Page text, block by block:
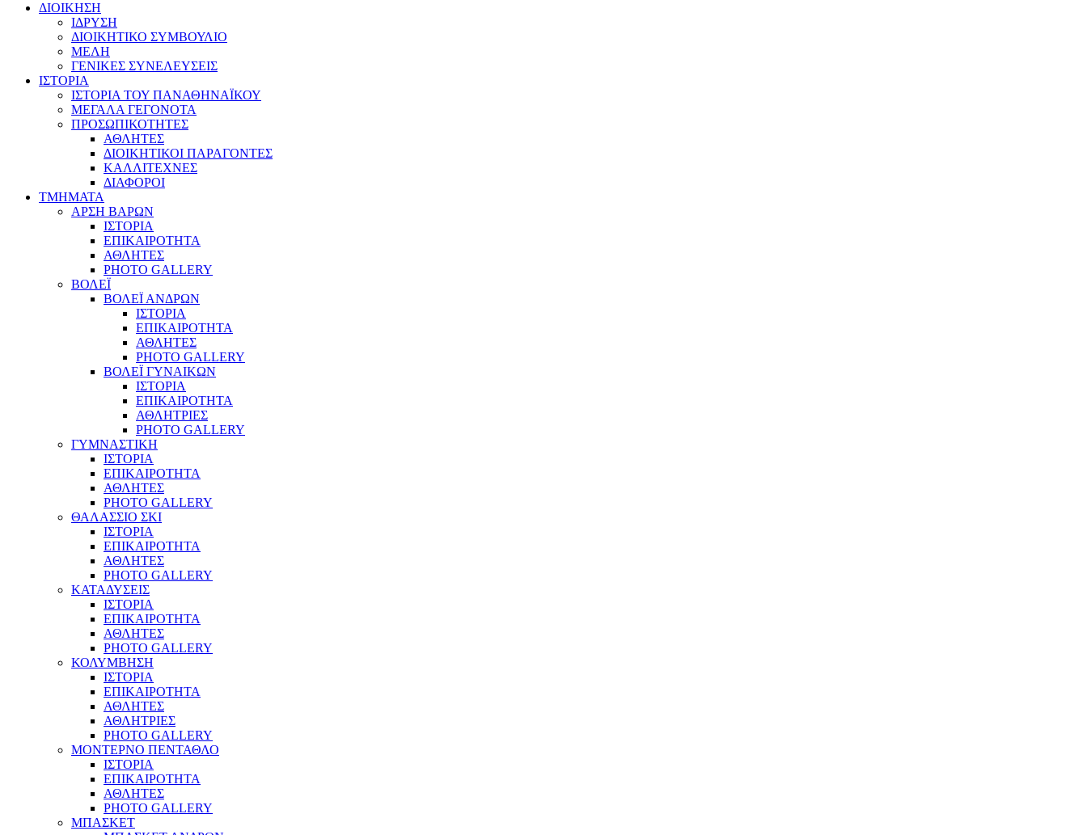
ΔΙΟΙΚΗΣΗ
ΙΔΡΥΣΗ
ΔΙΟΙΚΗΤΙΚΟ ΣΥΜΒΟΥΛΙΟ
ΜΕΛΗ
ΓΕΝΙΚΕΣ ΣΥΝΕΛΕΥΣΕΙΣ
ΙΣΤΟΡΙΑ
ΙΣΤΟΡΙΑ ΤΟΥ ΠΑΝΑΘΗΝΑΪΚΟΥ
ΜΕΓΑΛΑ ΓΕΓΟΝΟΤΑ
ΠΡΟΣΩΠΙΚΟΤΗΤΕΣ
ΑΘΛΗΤΕΣ
ΔΙΟΙΚΗΤΙΚΟΙ ΠΑΡΑΓΟΝΤΕΣ
ΚΑΛΛΙΤΕΧΝΕΣ
ΔΙΑΦΟΡΟΙ
ΤΜΗΜΑΤΑ
ΑΡΣΗ ΒΑΡΩΝ
ΙΣΤΟΡΙΑ
ΕΠΙΚΑΙΡΟΤΗΤΑ
ΑΘΛΗΤΕΣ
PHOTO GALLERY
ΒΟΛΕΪ
ΒΟΛΕΪ ΑΝΔΡΩΝ
ΙΣΤΟΡΙΑ
ΕΠΙΚΑΙΡΟΤΗΤΑ
ΑΘΛΗΤΕΣ
PHOTO GALLERY
ΒΟΛΕΪ ΓΥΝΑΙΚΩΝ
ΙΣΤΟΡΙΑ
ΕΠΙΚΑΙΡΟΤΗΤΑ
ΑΘΛΗΤΡΙΕΣ
PHOTO GALLERY
ΓΥΜΝΑΣΤΙΚΗ
ΙΣΤΟΡΙΑ
ΕΠΙΚΑΙΡΟΤΗΤΑ
ΑΘΛΗΤΕΣ
PHOTO GALLERY
ΘΑΛΑΣΣΙΟ ΣΚΙ
ΙΣΤΟΡΙΑ
ΕΠΙΚΑΙΡΟΤΗΤΑ
ΑΘΛΗΤΕΣ
PHOTO GALLERY
ΚΑΤΑΔΥΣΕΙΣ
ΙΣΤΟΡΙΑ
ΕΠΙΚΑΙΡΟΤΗΤΑ
ΑΘΛΗΤΕΣ
PHOTO GALLERY
ΚΟΛΥΜΒΗΣΗ
ΙΣΤΟΡΙΑ
ΕΠΙΚΑΙΡΟΤΗΤΑ
ΑΘΛΗΤΕΣ
ΑΘΛΗΤΡΙΕΣ
PHOTO GALLERY
ΜΟΝΤΕΡΝΟ ΠΕΝΤΑΘΛΟ
ΙΣΤΟΡΙΑ
ΕΠΙΚΑΙΡΟΤΗΤΑ
ΑΘΛΗΤΕΣ
PHOTO GALLERY
ΜΠΑΣΚΕΤ